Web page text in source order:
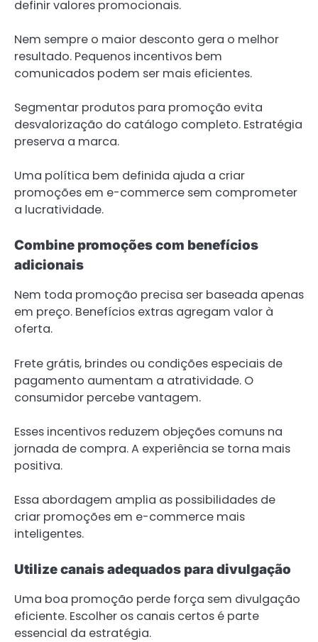
definir valores promocionais.
Nem sempre o maior desconto gera o melhor
resultado. Pequenos incentivos bem
comunicados podem ser mais eficientes.
Segmentar produtos para promoção evita
desvalorização do catálogo completo. Estratégia
preserva a marca.
Uma política bem definida ajuda a criar
promoções em e-commerce sem comprometer
a lucratividade.
Combine promoções com benefícios
adicionais
Nem toda promoção precisa ser baseada apenas
em preço. Benefícios extras agregam valor à
oferta.
Frete grátis, brindes ou condições especiais de
pagamento aumentam a atratividade. O
consumidor percebe vantagem.
Esses incentivos reduzem objeções comuns na
jornada de compra. A experiência se torna mais
positiva.
Essa abordagem amplia as possibilidades de
criar promoções em e-commerce mais
inteligentes.
Utilize canais adequados para divulgação
Uma boa promoção perde força sem divulgação
eficiente. Escolher os canais certos é parte
essencial da estratégia.